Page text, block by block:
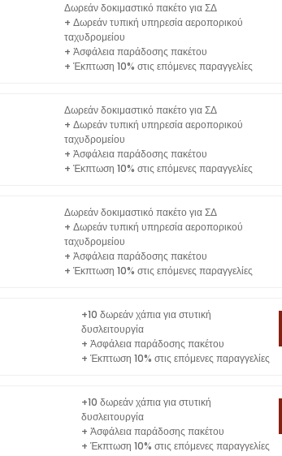
Δωρεάν δοκιμαστικό πακέτο για ΣΔ
+ Δωρεάν τυπική υπηρεσία αεροπορικού
ταχυδρομείου
+ Ἀσφάλεια παράδοσης πακέτου
+ Έκπτωση 10% στις επόμενες παραγγελίες
Δωρεάν δοκιμαστικό πακέτο για ΣΔ
+ Δωρεάν τυπική υπηρεσία αεροπορικού
ταχυδρομείου
+ Ἀσφάλεια παράδοσης πακέτου
+ Έκπτωση 10% στις επόμενες παραγγελίες
Δωρεάν δοκιμαστικό πακέτο για ΣΔ
+ Δωρεάν τυπική υπηρεσία αεροπορικού
ταχυδρομείου
+ Ἀσφάλεια παράδοσης πακέτου
+ Έκπτωση 10% στις επόμενες παραγγελίες
+10 δωρεάν χάπια για στυτική
δυσλειτουργία
+ Ἀσφάλεια παράδοσης πακέτου
+ Έκπτωση 10% στις επόμενες παραγγελίες
+10 δωρεάν χάπια για στυτική
δυσλειτουργία
+ Ἀσφάλεια παράδοσης πακέτου
+ Έκπτωση 10% στις επόμενες παραγγελίες